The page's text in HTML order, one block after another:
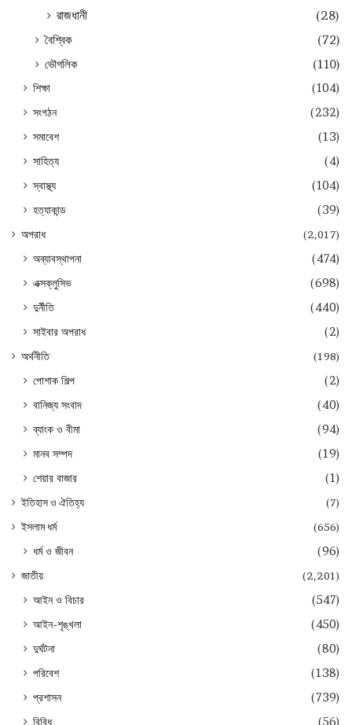
রাজধানী
(28)
বৈশ্বিক
(72)
ভৌগলিক
(110)
শিক্ষা
(104)
সংগঠন
(232)
সমাবেশ
(13)
সাহিত্য
(4)
স্বাস্থ্য
(104)
হত্যাকান্ড
(39)
অপরাধ (2,017)
অব্যাবস্থাপনা
(474)
এক্সক্লুসিভ
(698)
দুর্নীতি
(440)
সাইবার অপরাধ
(2)
অর্থনীতি (198)
পোশাক শিল্প
(2)
বানিজ্য সংবাদ
(40)
ব্যাংক ও বীমা
(94)
মানব সম্পদ
(19)
শেয়ার বাজার
(1)
ইতিহাস ও ঐতিহ্য
(7)
ইসলাম ধর্ম
(656)
ধর্ম ও জীবন (96)
জাতীয় (2,201)
আইন ও বিচার
(547)
আইন-শৃঙ্খলা
(450)
দুর্ঘটনা
(80)
পরিবেশ
(138)
প্রশাসন
(739)
বিবিধ
(56)